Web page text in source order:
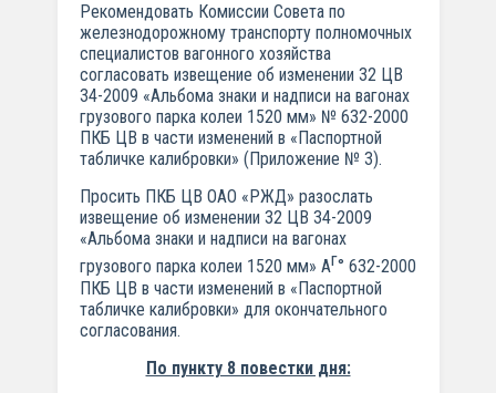
Рекомендовать Комиссии Совета по
железнодорожному транспорту полномочных
специалистов вагонного хозяйства
согласовать извещение об изменении 32 ЦВ
34-2009 «Альбома знаки и надписи на вагонах
грузового парка колеи 1520 мм» № 632-2000
ПКБ ЦВ в части изменений в «Паспортной
табличке калибровки» (Приложение № 3).
Просить ПКБ ЦВ ОАО «РЖД» разослать
извещение об изменении 32 ЦВ 34-2009
«Альбома знаки и надписи на вагонах
грузового парка колеи 1520 мм» Аг° 632-2000
ПКБ ЦВ в части изменений в «Паспортной
табличке калибровки» для окончательного
согласования.
По пункту 8 повестки дня: